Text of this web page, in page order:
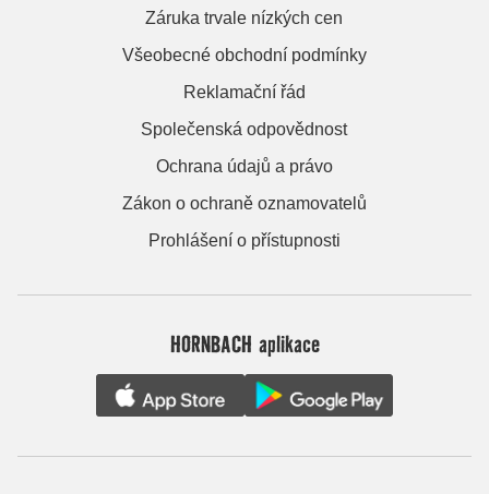
Záruka trvale nízkých cen
Všeobecné obchodní podmínky
Reklamační řád
Společenská odpovědnost
Ochrana údajů a právo
Zákon o ochraně oznamovatelů
Prohlášení o přístupnosti
HORNBACH aplikace